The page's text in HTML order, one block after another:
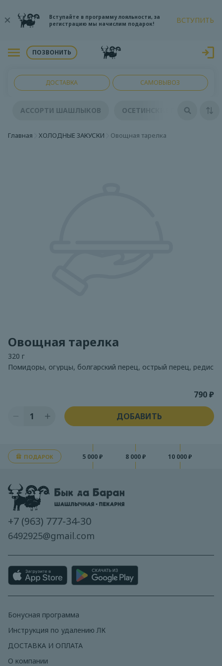
Вступайте в программу лояльности, за
регистрацию мы начислим подарок!
ВСТУПИТЬ
ПОЗВОНИТЬ
ДОСТАВКА САМОВЫВОЗ
АССОРТИ ШАШЛЫКОВ ОСЕТИНСКИЕ ПИРОГИ
Главная ХОЛОДНЫЕ ЗАКУСКИ Овощная тарелка
Овощная тарелка
320 г
Помидоры, огурцы, болгарский перец, острый перец, редис
790 ₽
1
ДОБАВИТЬ
ПОДАРОК 5 000 ₽ 8 000 ₽ 10 000 ₽
+7 (963) 777-34-30
6492925@gmail.com
Бонусная программа
Инструкция по удалению ЛК
ДОСТАВКА И ОПЛАТА
О компании